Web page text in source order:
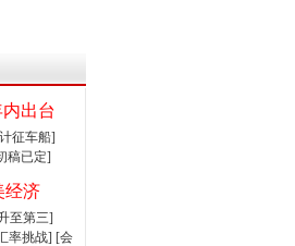
出台
征车船]
稿已定]
经济
至第三]
率挑战] [会